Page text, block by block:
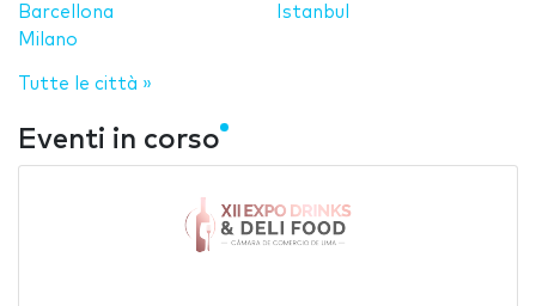
Barcellona
Milano
Istanbul
Tutte le città »
Eventi in corso